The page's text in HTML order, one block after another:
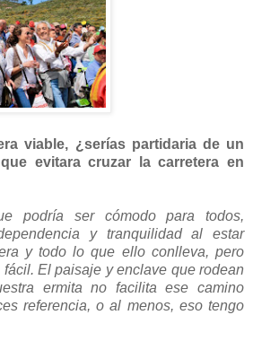
viable, ¿serías partidaria de un
evitara cruzar la carretera en
podría ser cómodo para todos,
y tranquilidad al estar
y todo lo que ello conlleva, pero
El paisaje y enclave que rodean
ermita no facilita ese camino
referencia, o al menos, eso tengo